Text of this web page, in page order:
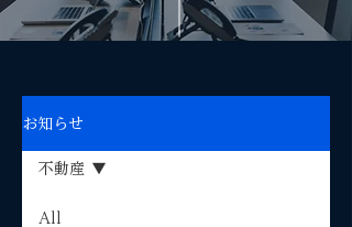
お知らせ
All
不動産